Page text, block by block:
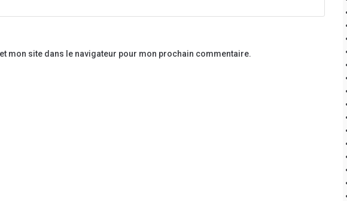
mon site dans le navigateur pour mon prochain commentaire.